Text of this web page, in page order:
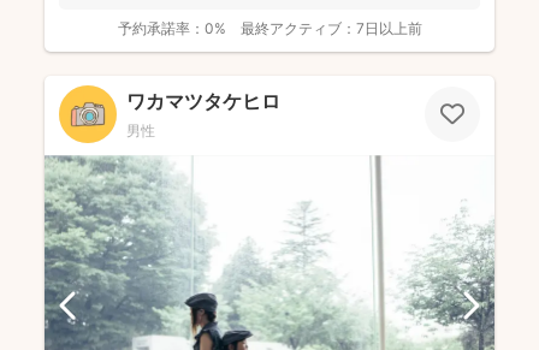
予約承諾率： 0% 最終アクティブ： 7日以上前
ワカマツタケヒロ
男性